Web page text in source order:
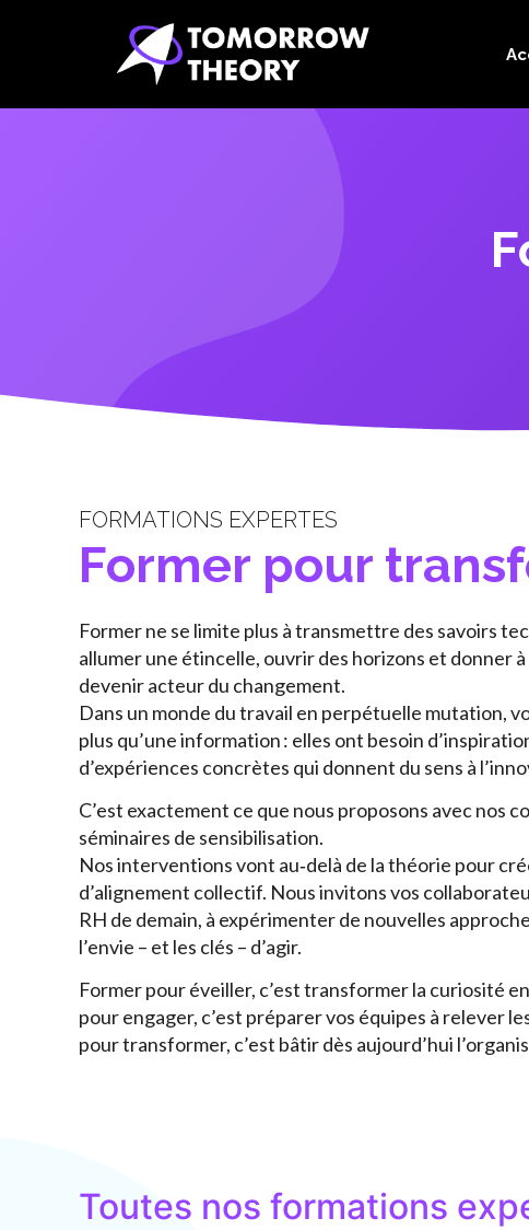
FORMATIONS EXPERTES
Former pour
Former ne se limite plus à transmettre des savoirs
allumer une étincelle, ouvrir des horizons et donner
devenir acteur du changement.
Dans un monde du travail en perpétuelle mutation,
plus qu’une information : elles ont besoin
d’expériences concrètes qui donnent du sens à
C’est exactement ce que nous proposons avec nos
séminaires de sensibilisation.
Nos interventions vont au‑delà de la théorie pour
d’alignement collectif. Nous invitons vos
RH de demain, à expérimenter de nouvelles
l’envie – et les clés – d’agir.
Former pour éveiller, c’est transformer la curiosité
pour engager, c’est préparer vos équipes à relever
pour transformer, c’est bâtir dès aujourd’hui
Toutes nos formations